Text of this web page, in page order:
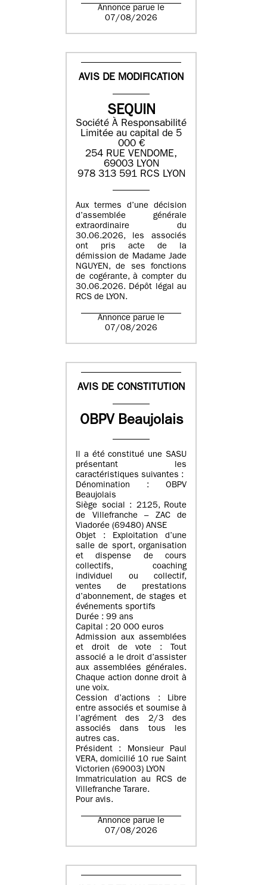
Annonce parue le
07/08/2026
AVIS DE MODIFICATION
SEQUIN
Société À Responsabilité
Limitée au capital de 5
000 €
254 RUE VENDOME,
69003 LYON
978 313 591 RCS LYON
Aux termes d’une décision
d’assemblée générale
extraordinaire du
30.06.2026, les associés
ont pris acte de la
démission de Madame Jade
NGUYEN, de ses fonctions
de cogérante, à compter du
30.06.2026. Dépôt légal au
RCS de LYON.
Annonce parue le
07/08/2026
AVIS DE CONSTITUTION
OBPV Beaujolais
Il a été constitué une SASU
présentant les
caractéristiques suivantes :
Dénomination : OBPV
Beaujolais
Siège social : 2125, Route
de Villefranche – ZAC de
Viadorée (69480) ANSE
Objet : Exploitation d’une
salle de sport, organisation
et dispense de cours
collectifs, coaching
individuel ou collectif,
ventes de prestations
d’abonnement, de stages et
événements sportifs
Durée : 99 ans
Capital : 20 000 euros
Admission aux assemblées
et droit de vote : Tout
associé a le droit d’assister
aux assemblées générales.
Chaque action donne droit à
une voix.
Cession d’actions : Libre
entre associés et soumise à
l’agrément des 2/3 des
associés dans tous les
autres cas.
Président : Monsieur Paul
VERA, domicilié 10 rue Saint
Victorien (69003) LYON
Immatriculation au RCS de
Villefranche Tarare.
Pour avis.
Annonce parue le
07/08/2026